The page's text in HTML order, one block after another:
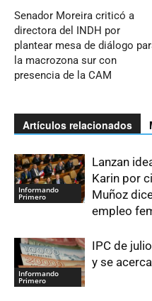
Senador Moreira criticó a
directora del INDH por
plantear mesa de diálogo
la macrozona sur con
presencia de la CAM
Artículos relacionados
Informando
Primero
Lanzan
Karin por
Muñoz
empleo
Informando
Primero
IPC de
y se